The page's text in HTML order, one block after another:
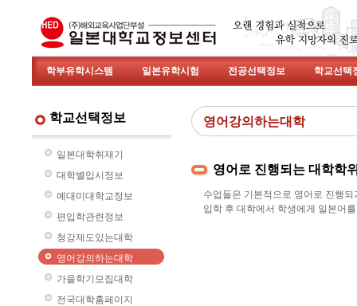
학부유학시스템 일본유학시험 전공선택정보 학교선택
학교선택정보
일본대학취재기
대학별입시정보
예대미대학교정보
편입학관련정보
청강제도있는대학
영어강의하는대학
가을학기모집대학
전국대학홈페이지
영어강의하는대학
영어로 진행되는 대학학
수업들은 기본적으로 영어로 진행
입학 후 대학에서 학생에게 일본어